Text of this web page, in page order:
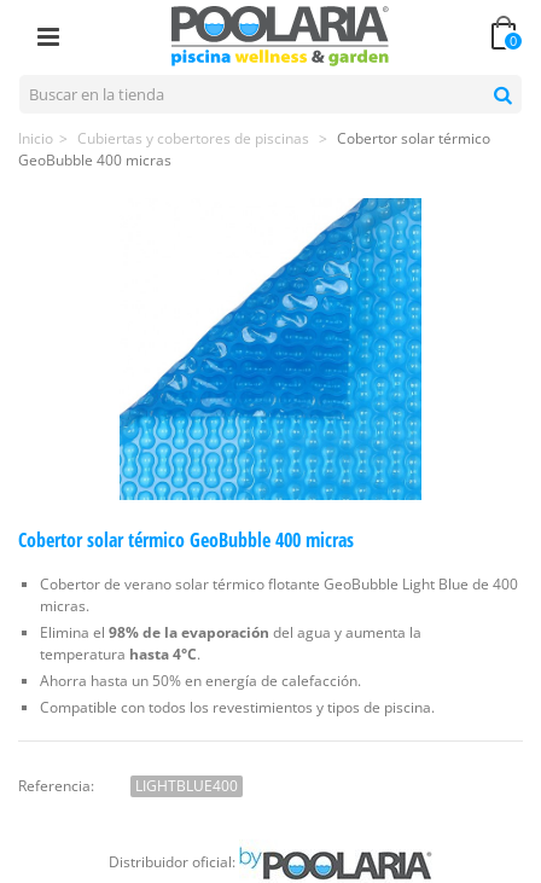
0
Inicio > Cubiertas y cobertores de piscinas > Cobertor solar térmico
GeoBubble 400 micras
Cobertor solar térmico GeoBubble 400 micras
Cobertor de verano solar térmico flotante GeoBubble Light Blue de 400
micras.
Elimina el 98% de la evaporación del agua y aumenta la
temperatura hasta 4°C.
Ahorra hasta un 50% en energía de calefacción.
Compatible con todos los revestimientos y tipos de piscina.
Referencia: LIGHTBLUE400
Distribuidor oficial: